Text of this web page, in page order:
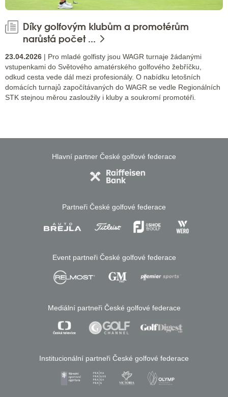
Díky golfovým klubům a promotérům
narůstá počet ...
23.04.2026 | Pro mladé golfisty jsou WAGR turnaje žádanými
vstupenkami do Světového amatérského golfového žebříčku,
odkud cesta vede dál mezi profesionály. O nabídku letošních
domácích turnajů započítávaných do WAGR se vedle Regionálních
STK stejnou měrou zasloužily i kluby a soukromí promotéři.
Hlavní partner České golfové federace
Partneři České golfové federace
Event partneři České golfové federace
Mediální partneři České golfové federace
Institucionální partneři České golfové federace